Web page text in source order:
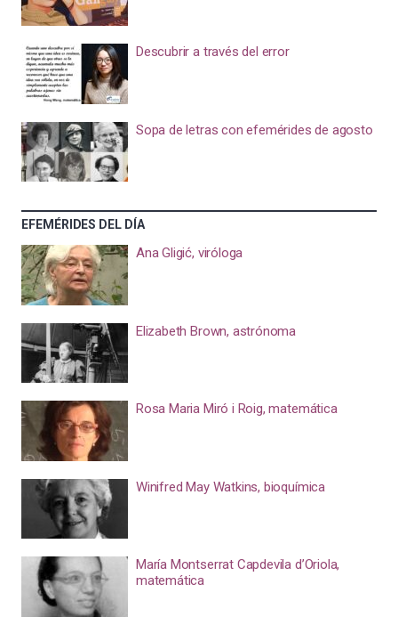
Descubrir a través del error
Sopa de letras con efemérides de agosto
EFEMÉRIDES DEL DÍA
Ana Gligić, viróloga
Elizabeth Brown, astrónoma
Rosa Maria Miró i Roig, matemática
Winifred May Watkins, bioquímica
María Montserrat Capdevila d’Oriola,
matemática